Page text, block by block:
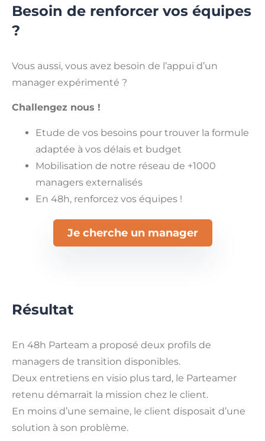
Besoin de renforcer vos équipes
?
Vous aussi, vous avez besoin de l’appui d’un
manager expérimenté ?
Challengez nous !
Etude de vos besoins pour trouver la formule
adaptée à vos délais et budget
Mobilisation de notre réseau de +1000
managers externalisés
En 48h, renforcez vos équipes !
Je cherche un manager
Résultat
En 48h Parteam a proposé deux profils de
managers de transition disponibles.
Deux entretiens en visio plus tard, le Parteamer
retenu démarrait la mission chez le client.
En moins d’une semaine, le client disposait d’une
solution à son problème.